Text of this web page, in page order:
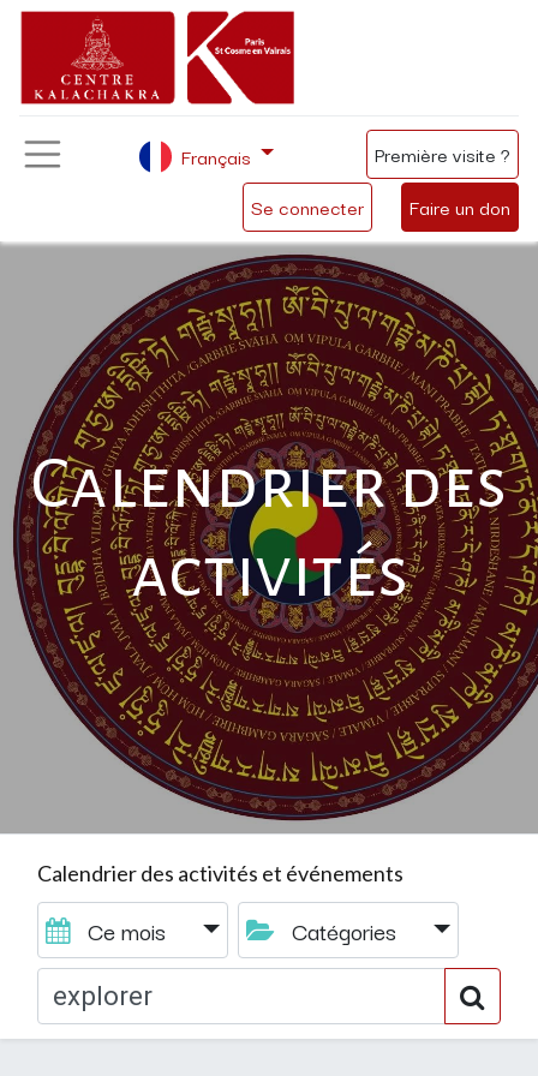
Se connecter Faire un don
Français Première visite ?
Calendrier des
activités
Calendrier des activités et événements
Ce mois Catégories